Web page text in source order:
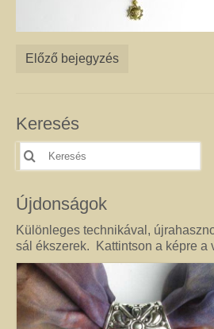
amelyet valódi ásványok, féldrágakövek, illetve
készítettem. Az ékszerek megalkotása során a
A nyakláncok, medálok, karkötők, fülbevalók
ásványoknak tulajdonított pozitív hatásokról itt
ékszereimet szettben viselni, mert így még
szépségük, egyediségük és gyógyító hatásuk.
megajándékozhatja az egyediség szépségével.
féldrágakő ékszer olyan különleges és értékes
köszön vissza az utcán”. Szerette
kedvelt színekhez illő egyedi vagy kis szériás
örömöt szerez.
Drót ékszer
Nincs két egyforma dróthajlításos ékszer, mint
Előző bejegyzés
Keresés
Keresés
erre:
Újdonságok
Különleges technikával,
sál ékszerek. Kattintson a képre a